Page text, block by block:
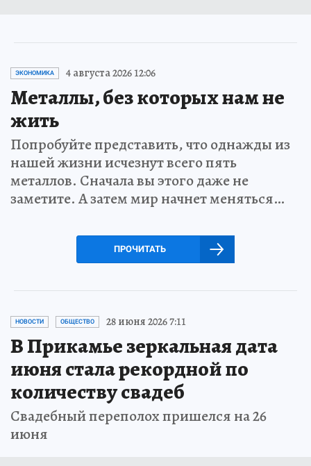
ЭКОНОМИКА 4 августа 2026 12:06
Металлы, без которых нам не
жить
Попробуйте представить, что однажды из
нашей жизни исчезнут всего пять
металлов. Сначала вы этого даже не
заметите. А затем мир начнет меняться…
ПРОЧИТАТЬ
НОВОСТИ ОБЩЕСТВО 28 июня 2026 7:11
В Прикамье зеркальная дата
июня стала рекордной по
количеству свадеб
Свадебный переполох пришелся на 26
июня